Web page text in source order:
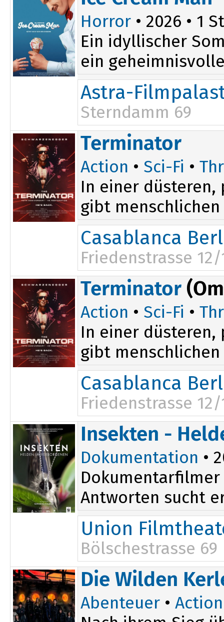
Horror • 2026 • 1
Ein idyllischer
ein
Astra-
Sterndamm 69
20:00
Terminator
Action • Sci-Fi •
In einer düsteren,
gibt menschlichen
Casablanca
Friedenstrasse 12/
Terminator
Action • Sci-Fi •
In einer düsteren,
gibt menschlichen
Casablanca
Friedenstrasse 12/
20:30
Insekten -
Dokumentation •
Antworten sucht
Union
Bölschestrasse 69
Die Wilden
Abenteuer • Action